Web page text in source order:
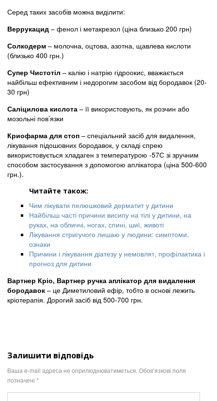
Серед таких засобів можна виділити:
Веррукацид – фенол і метакрезол (ціна близько 200 грн)
Солкодерм – молочна, оцтова, азотна, щавлева кислоти
(близько 400 грн.)
Супер Чистотіл – калію і натрію гідроокис, вважається
найбільш ефективним і недорогим засобом від бородавок (20-
30 грн)
Саліцилова кислота – її використовують, як розчин або
мозольні пов’язки
Криофарма для стоп – спеціальний засіб для видалення,
лікування підошовних бородавок, у складі спрею
використовується хладаген з температурою -57С зі зручним
способом застосування з допомогою аплікатора (ціна 500-600
грн.).
Читайте також:
Чим лікувати пелюшковий дерматит у дитини
Найбільш часті причини висипу на тілі у дитини, на
руках, на обличчі, ногах, спині, шиї, животі
Лікування стригучого лишаю у людини: симптоми,
ознаки
Причини і лікування діатезу у немовлят, профілактика і
прогноз для дитини
Вартнер Кріо, Вартнер ручка аплікатор для видалення
бородавок – це Диметиловий ефір, тобто в основі лежить
кріотерапія. Дорогий засіб від 500-700 грн.
Залишити відповідь
Ваша e-mail адреса не оприлюднюватиметься. Обов’язкові поля
позначені *